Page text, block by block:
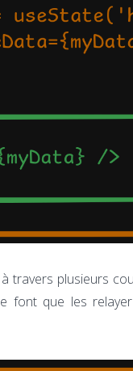
travers plusieurs
font que les